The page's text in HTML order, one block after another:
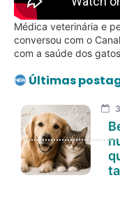
Médica veterinária e
conversou com o
com a saúde dos
Últimas